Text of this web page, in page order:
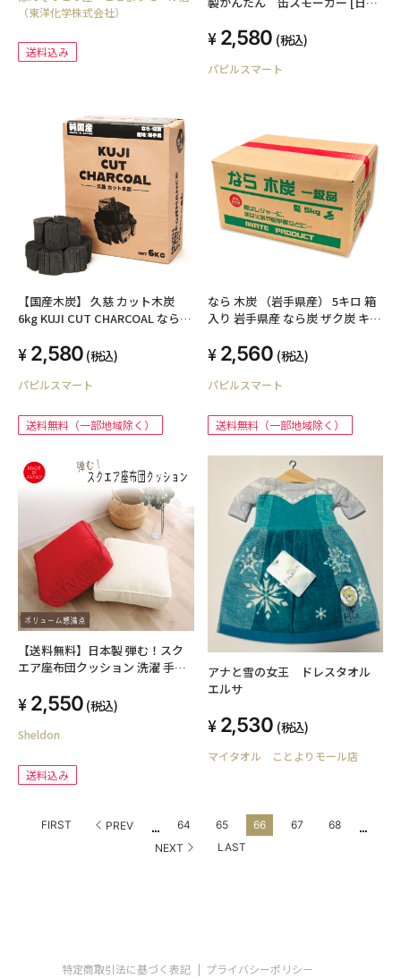
（東洋化学株式会社）
送料込み
2,580 (税込)
パピルスマート
【国産木炭】 久慈 カット木炭
6kg KUJI CUT CHARCOAL なら
ベキュー 岩手県産【送料無料
（一部地域除く）】
2,580 (税込)
パピルスマート
送料無料（一部地域除く）
なら 木炭 （岩手県産） 5キロ 箱
入り 岩手県産 なら炭 ザク炭 キャ
囲炉裏 炭 国産木炭 川遊び ロッジ
レジャー 行楽 安全 安心 5kg
2,560 (税込)
パピルスマート
送料無料（一部地域除く）
【送料無料】日本製 弾む！スク
エア座布団クッション 洗濯 手洗
形 リビング座布団 四角 大きい 北
欧 座椅子 座イス 背もたれ コンパ
クト かわいい おしゃれ 角型 車
さ調整 子供
2,550 (税込)
Sheldon
送料込み
アナと雪の女王 ドレスタオル
エルサ
2,530 (税込)
マイタオル ことよりモール店
FIRST PREV ... 64 65 66 67 68 ...
NEXT LAST
特定商取引法に基づく表記 プライバシーポリシー